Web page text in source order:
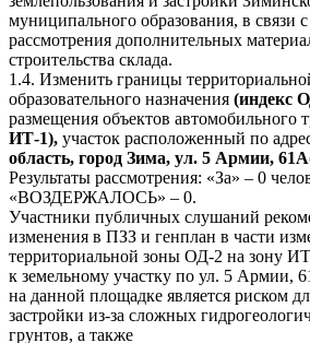
муниципального образования, в связи
рассмотрения дополнительных
строительства склада.
1.4. Изменить границы
образовательного назначения (индекс
размещения объектов автомобильного
ИТ-1), участок расположенный по
область, город Зима, ул. 5 Армии, 61А
Результаты рассмотрения: «За» – 0
«ВОЗДЕРЖАЛОСЬ» – 0.
Участники публичных слушаний
изменения в ПЗЗ и генплан в части
территориальной зоны ОД-2 на зону
к земельному участку по ул. 5 Армии,
на данной площадке является риском
застройки из-за сложных
грунтов, а также